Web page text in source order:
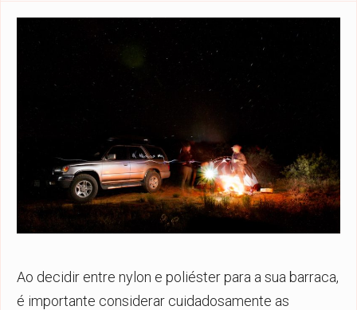
Ao decidir entre nylon e poliéster para a sua barraca,
é importante considerar cuidadosamente as